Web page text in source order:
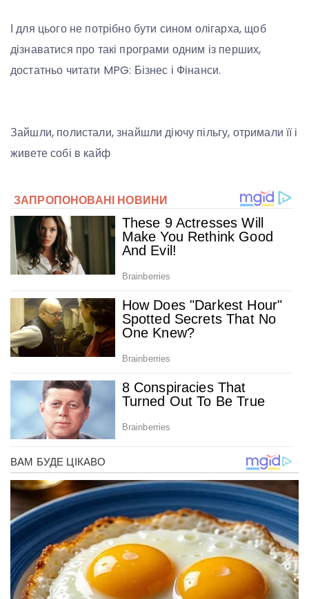
І для цього не потрібно бути сином олігарха, щоб
дізнаватися про такі програми одним із перших,
достатньо читати MPG: Бізнес і Фінанси.
Зайшли, полистали, знайшли діючу пільгу, отримали її і
живете собі в кайф